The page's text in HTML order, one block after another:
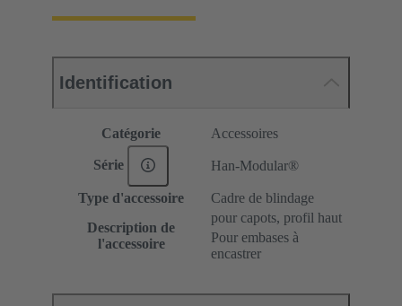
Identification
Catégorie Accessoires
Série Han-Modular®
Type d'accessoire
Cadre de blindage
Description de
l'accessoire
pour capots, profil haut
Pour embases à
encastrer